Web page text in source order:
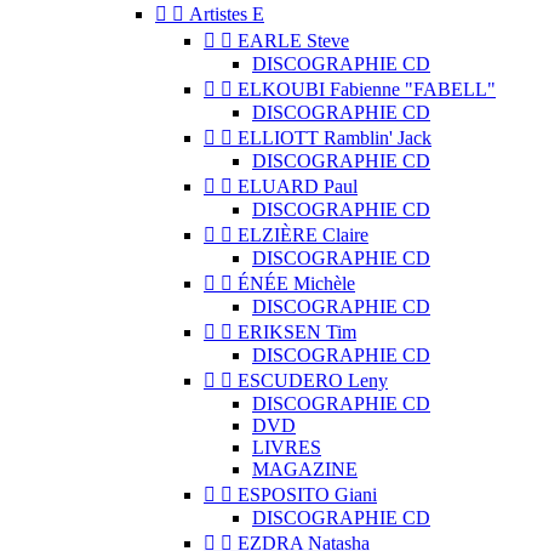
  Artistes E
  EARLE Steve
DISCOGRAPHIE CD
  ELKOUBI Fabienne "FABELL"
DISCOGRAPHIE CD
  ELLIOTT Ramblin' Jack
DISCOGRAPHIE CD
  ELUARD Paul
DISCOGRAPHIE CD
  ELZIÈRE Claire
DISCOGRAPHIE CD
  ÉNÉE Michèle
DISCOGRAPHIE CD
  ERIKSEN Tim
DISCOGRAPHIE CD
  ESCUDERO Leny
DISCOGRAPHIE CD
DVD
LIVRES
MAGAZINE
  ESPOSITO Giani
DISCOGRAPHIE CD
  EZDRA Natasha